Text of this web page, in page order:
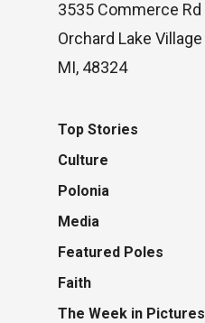
3535 Commerce Rd
Orchard Lake Village
MI, 48324
Top Stories
Culture
Polonia
Media
Featured Poles
Faith
The Week in Pictures